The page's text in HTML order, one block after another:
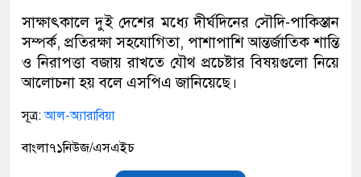
সাক্ষাৎকালে দুই দেশের মধ্যে দীর্ঘদিনের সৌদি-পাকিস্তান
সম্পর্ক, প্রতিরক্ষা সহযোগিতা, পাশাপাশি আন্তর্জাতিক শান্তি
ও নিরাপত্তা বজায় রাখতে যৌথ প্রচেষ্টার বিষয়গুলো নিয়ে
আলোচনা হয় বলে এসপিএ জানিয়েছে।
সূত্র:আল-অ্যারাবিয়া
বাংলা৭১নিউজ/এসএইচ